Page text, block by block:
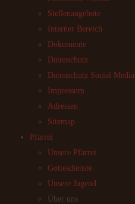
Stellenangebote
Interner Bereich
Dokumente
Datenschutz
Datenschutz Social Media
Impressum
Adressen
Sitemap
Pfarrei
Unsere Pfarrei
Gottesdienste
Unsere Jugend
Über uns